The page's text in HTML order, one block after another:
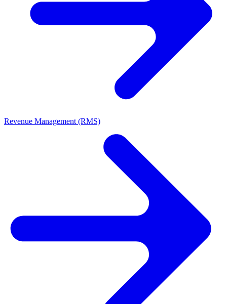
Revenue Management (RMS)